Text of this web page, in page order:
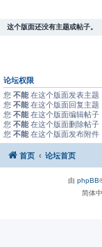
这个版面还没有主题或帖子。
论坛权限
您 不能 在这个版面发表主题
您 不能 在这个版面回复主题
您 不能 在这个版面编辑帖子
您 不能 在这个版面删除帖子
您 不能 在这个版面发布附件
首页 论坛首页
由 phpBB
简体